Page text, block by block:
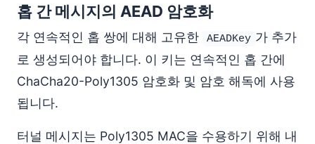
홉 간 메시지의 AEAD 암호화
각 연속적인 홉 쌍에 대해 고유한 AEADKey 가 추가
로 생성되어야 합니다. 이 키는 연속적인 홉 간에
ChaCha20-Poly1305 암호화 및 암호 해독에 사용
됩니다.
터널 메시지는 Poly1305 MAC을 수용하기 위해 내